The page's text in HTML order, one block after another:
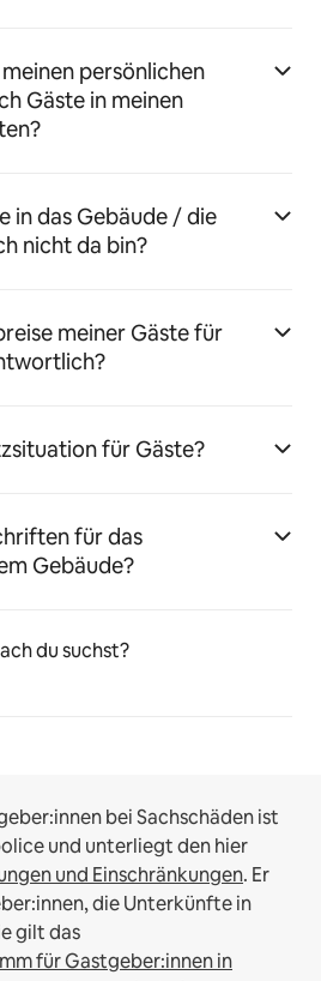
persönlichen
Gäste in meinen
in das Gebäude / die
nicht da bin?
meiner Gäste für
für Gäste?
für das
Gebäude?
du suchst?
bei Sachschäden ist
und unterliegt den hier
und Einschränkungen. Er
die Unterkünfte in
gilt das
für Gastgeber:innen in